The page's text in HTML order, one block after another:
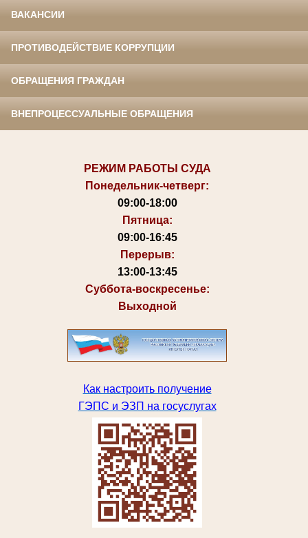
ВАКАНСИИ
ПРОТИВОДЕЙСТВИЕ КОРРУПЦИИ
ОБРАЩЕНИЯ ГРАЖДАН
ВНЕПРОЦЕССУАЛЬНЫЕ ОБРАЩЕНИЯ
РЕЖИМ РАБОТЫ СУДА
Понедельник-четверг:
09:00-18:00
Пятница:
09:00-16:45
Перерыв:
13:00-13:45
Суббота-воскресенье:
Выходной
Как настроить получение
ГЭПС и ЭЗП на госуслугах